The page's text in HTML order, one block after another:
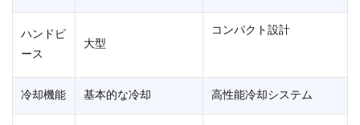
ハンドピ
ース
大型
コンパクト設計
冷却機能 基本的な冷却 高性能冷却システム